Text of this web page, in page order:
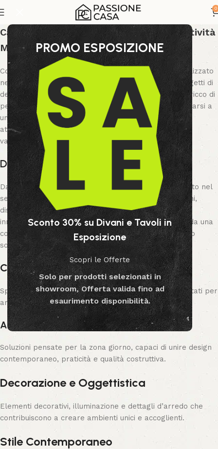
PROMO ESPOSIZIONE
Sconto 30% su Divani e Tavoli in
Esposizione
Scopri le Offerte
Solo per prodotti selezionati in
showroom, Offerta valida fino ad
esaurimento disponibilità.
0
Capodarte: Arredamento, Design e Creatività
Made in Italy
Collaboriamo con Capodarte, marchio italiano specializzato
nella creazione di complementi d’arredo, mobili e oggetti di
design che trasformano ogni ambiente in uno spazio ricco di
personalità e stile. Scegliere Capodarte significa affidarsi a
un brand che interpreta le tendenze contemporanee
attraverso collezioni originali, eleganti e capaci di
valorizzare ogni contesto abitativo.
Design Italiano e Ricerca Stilistica
Da anni Capodarte rappresenta un punto di riferimento nel
settore dell’arredamento e della decorazione d’interni,
distinguendosi per la capacità di coniugare estetica,
innovazione e funzionalità. Le sue collezioni nascono da una
continua ricerca di materiali, forme e finiture, offrendo
soluzioni versatili per ambienti moderni e raffinati.
Complementi d’Arredo
Specchi, consolle, tavolini, librerie e accessori progettati per
arricchire ogni spazio con carattere ed eleganza.
Arredo Living
Soluzioni pensate per la zona giorno, capaci di unire design
contemporaneo, praticità e qualità costruttiva.
Decorazione e Oggettistica
Elementi decorativi, illuminazione e dettagli d’arredo che
contribuiscono a creare ambienti unici e accoglienti.
Stile Contemporaneo